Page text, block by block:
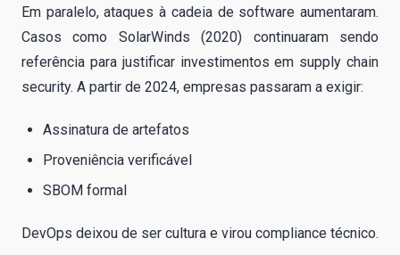
Em paralelo, ataques à cadeia de software aumentaram.
Casos como SolarWinds (2020) continuaram sendo
referência para justificar investimentos em supply chain
security. A partir de 2024, empresas passaram a exigir:
Assinatura de artefatos
Proveniência verificável
SBOM formal
DevOps deixou de ser cultura e virou compliance técnico.